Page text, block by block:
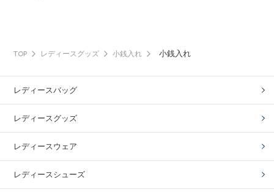
TOP レディースグッズ 小銭入れ 小銭入れ
レディースバッグ
レディースグッズ
レディースウェア
レディースシューズ